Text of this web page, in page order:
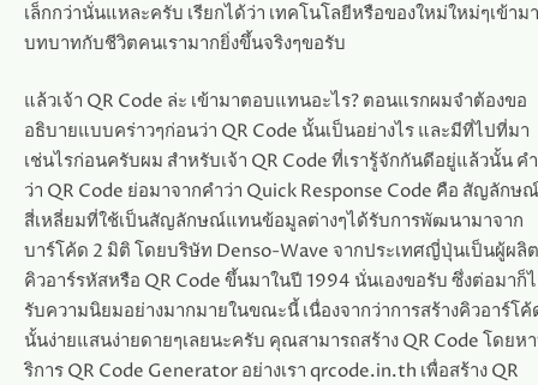
เล็กกว่านั่นแหละครับ เรียกได้ว่า เทคโนโลยีหรือของใหม่ใหม่ๆเข้าม
บทบาทกับชีวิตคนเรามากยิ่งขึ้นจริงๆขอรับ
แล้วเจ้า QR Code ล่ะ เข้ามาตอบแทนอะไร? ตอนแรกผมจำต้องขอ
อธิบายแบบคร่าวๆก่อนว่า QR Code นั้นเป็นอย่างไร และมีที่ไปที่มา
เช่นไรก่อนครับผม สำหรับเจ้า QR Code ที่เรารู้จักกันดีอยู่แล้วนั้น คำ
ว่า QR Code ย่อมาจากคำว่า Quick Response Code คือ สัญลักษณ์
สี่เหลี่ยมที่ใช้เป็นสัญลักษณ์แทนข้อมูลต่างๆได้รับการพัฒนามาจาก
บาร์โค้ด 2 มิติ โดยบริษัท Denso-Wave จากประเทศญี่ปุ่นเป็นผู้ผลิต
คิวอาร์รหัสหรือ QR Code ขึ้นมาในปี 1994 นั่นเองขอรับ ซึ่งต่อมาก็
รับความนิยมอย่างมากมายในขณะนี้ เนื่องจากว่าการสร้างคิวอาร์โค้
นั้นง่ายแสนง่ายดายๆเลยนะครับ คุณสามารถสร้าง QR Code โดยห
ริการ QR Code Generator อย่างเรา qrcode.in.th เพื่อสร้าง QR